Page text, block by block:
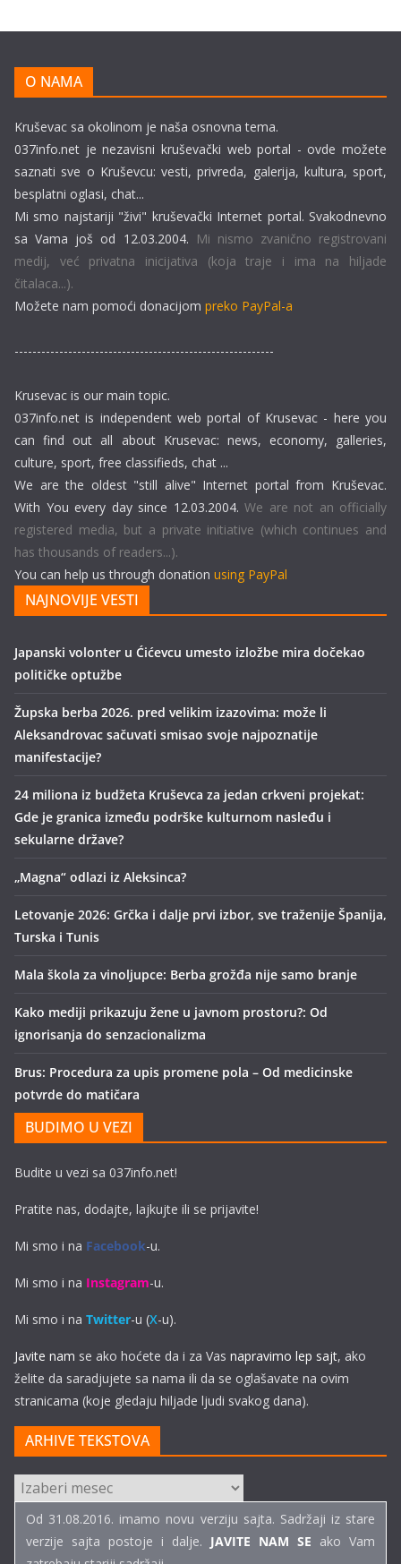
O NAMA
Kruševac sa okolinom je naša osnovna tema.
037info.net je nezavisni kruševački web portal - ovde možete
saznati sve o Kruševcu: vesti, privreda, galerija, kultura, sport,
besplatni oglasi, chat...
Mi smo najstariji "živi" kruševački Internet portal. Svakodnevno
sa Vama još od 12.03.2004. Mi nismo zvanično registrovani
medij, već privatna inicijativa (koja traje i ima na hiljade
čitalaca...).
Možete nam pomoći donacijom preko PayPal-a
----------------------------------------------------------
Krusevac is our main topic.
037info.net is independent web portal of Krusevac - here you
can find out all about Krusevac: news, economy, galleries,
culture, sport, free classifieds, chat ...
We are the oldest "still alive" Internet portal from Kruševac.
With You every day since 12.03.2004. We are not an officially
registered media, but a private initiative (which continues and
has thousands of readers...).
You can help us through donation using PayPal
NAJNOVIJE VESTI
Japanski volonter u Ćićevcu umesto izložbe mira dočekao
političke optužbe
Župska berba 2026. pred velikim izazovima: može li
Aleksandrovac sačuvati smisao svoje najpoznatije
manifestacije?
24 miliona iz budžeta Kruševca za jedan crkveni projekat:
Gde je granica između podrške kulturnom nasleđu i
sekularne države?
„Magna“ odlazi iz Aleksinca?
Letovanje 2026: Grčka i dalje prvi izbor, sve traženije Španija,
Turska i Tunis
Mala škola za vinoljupce: Berba grožđa nije samo branje
Kako mediji prikazuju žene u javnom prostoru?: Od
ignorisanja do senzacionalizma
Brus: Procedura za upis promene pola – Od medicinske
potvrde do matičara
BUDIMO U VEZI
Budite u vezi sa 037info.net!
Pratite nas, dodajte, lajkujte ili se prijavite!
Mi smo i na Facebook-u.
Mi smo i na Instagram-u.
Mi smo i na Twitter-u (X-u).
Javite nam se ako hoćete da i za Vas napravimo lep sajt, ako
želite da saradjujete sa nama ili da se oglašavate na ovim
stranicama (koje gledaju hiljade ljudi svakog dana).
ARHIVE TEKSTOVA
ARHIVE
TEKSTOVA
Od 31.08.2016. imamo novu verziju sajta. Sadržaji iz stare
verzije sajta postoje i dalje. JAVITE NAM SE ako Vam